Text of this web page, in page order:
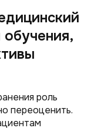
обучения,
роль
переоценить.